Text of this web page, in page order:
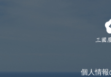
個人情報